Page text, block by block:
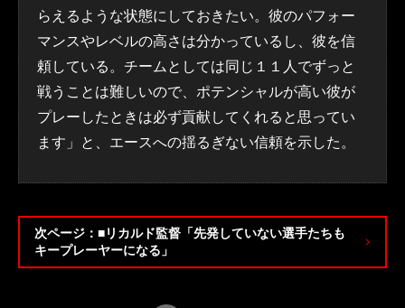
らえるような状態にしておきたい。彼のパフォー
マンスやレベルの高さは分かっているし、彼を信
頼している。チームとしては同じ１１人でずっと
戦うことは難しいので、ポテンシャルが高い彼が
プレーしたときは必ず貢献してくれると思ってい
ます」と、エースへの揺るぎない信頼を示した。
次ページ：■リカルド監督「先発していない選手たちも
キープレーヤーになる」